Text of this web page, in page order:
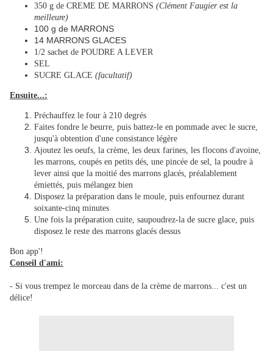
350 g de CREME DE MARRONS (Clément Faugier est la
meilleure)
100 g de MARRONS
14 MARRONS GLACES
1/2 sachet de POUDRE A LEVER
SEL
SUCRE GLACE (facultatif)
Ensuite...:
Préchauffez le four à 210 degrés
Faites fondre le beurre, puis battez-le en pommade avec le sucre,
jusqu'à obtention d'une consistance légère
Ajoutez les oeufs, la crème, les deux farines, les flocons d'avoine,
les marrons, coupés en petits dés, une pincée de sel, la poudre à
lever ainsi que la moitié des marrons glacés, préalablement
émiettés, puis mélangez bien
Disposez la préparation dans le moule, puis enfournez durant
soixante-cinq minutes
Une fois la préparation cuite, saupoudrez-la de sucre glace, puis
disposez le reste des marrons glacés dessus
Bon app'!
Conseil d'ami:
- Si vous trempez le morceau dans de la crème de marrons... c'est un
délice!